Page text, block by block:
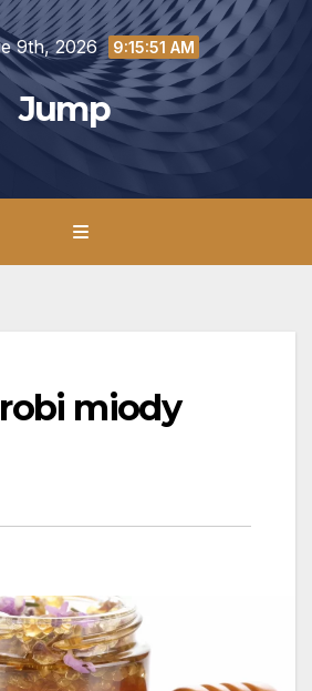
9th, 2026 9:15:52 AM
Jump
miody